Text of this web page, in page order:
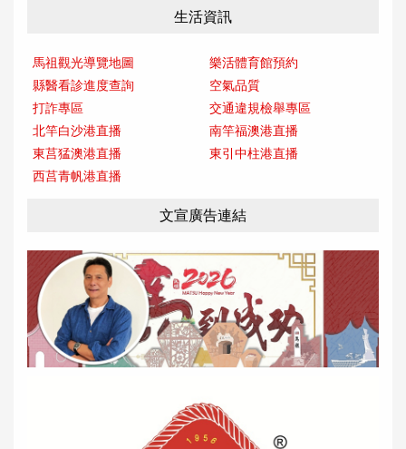
生活資訊
馬祖觀光導覽地圖
樂活體育館預約
縣醫看診進度查詢
空氣品質
打詐專區
交通違規檢舉專區
北竿白沙港直播
南竿福澳港直播
東莒猛澳港直播
東引中柱港直播
西莒青帆港直播
文宣廣告連結